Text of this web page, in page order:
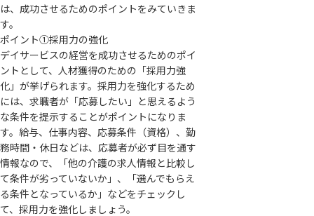
は、成功させるためのポイントをみていきま
す。
ポイント①採用力の強化
デイサービスの経営を成功させるためのポイ
ントとして、人材獲得のための「採用力強
化」が挙げられます。採用力を強化するため
には、求職者が「応募したい」と思えるよう
な条件を提示することがポイントになりま
す。給与、仕事内容、応募条件（資格）、勤
務時間・休日などは、応募者が必ず目を通す
情報なので、「他の介護の求人情報と比較し
て条件が劣っていないか」、「選んでもらえ
る条件となっているか」などをチェックし
て、採用力を強化しましょう。